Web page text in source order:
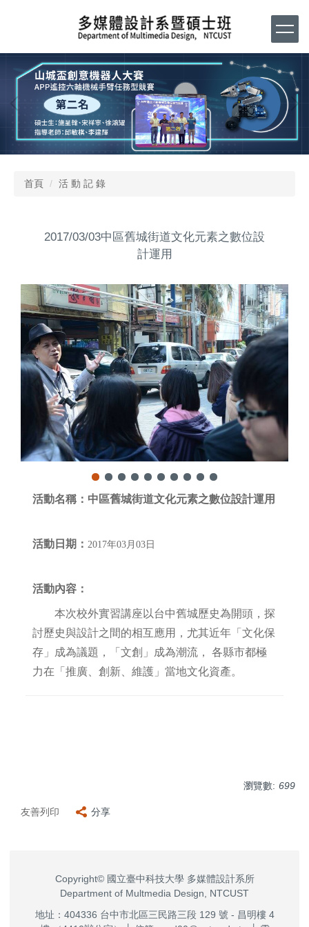
要
區
首頁 活 動 記 錄
2017/03/03中區舊城街道文化元素之數位設
計運用
活動名稱： 中區舊城街道文化元素之數位設計運用
活動日期： 2017年03月03日
活動內容：
本次校外實習講座以台中舊城歷史為開頭，探
討歷史與設計之間的相互應用，尤其近年「文化保
存」成為議題，「文創」成為潮流， 各縣市都極
力在「推廣、創新、維護」當地文化資產。
瀏覽數: 699
友善列印 分享
Copyright© 國立臺中科技大學 多媒體設計系所
Department of Multmedia Design, NTCUST
地址：404336 台中市北區三民路三段 129 號 - 昌明樓 4